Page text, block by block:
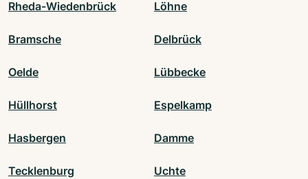
Rheda-Wiedenbrück Löhne
Bramsche Delbrück
Oelde Lübbecke
Hüllhorst Espelkamp
Hasbergen Damme
Tecklenburg Uchte